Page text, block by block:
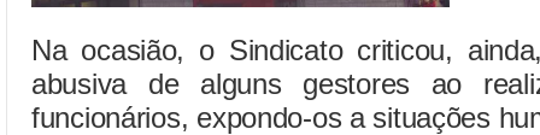
Na ocasião, o Sindicato criticou,
abusiva de alguns gestores ao
funcionários, expondo-os a situações